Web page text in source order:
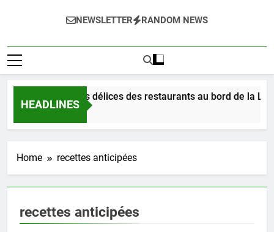
NEWSLETTER RANDOM NEWS
HEADLINES
Dégustez les délices des restaurants au bord de la
1 Jour Ago
Home recettes anticipées
recettes anticipées